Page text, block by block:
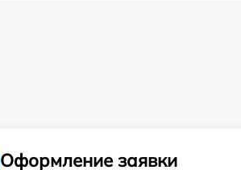
Оформление заявки